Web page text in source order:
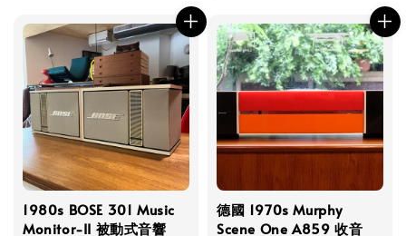
1980s BOSE 301 Music
Monitor-II 被動式音響
德國 1970s Murphy
Scene One A859 收音